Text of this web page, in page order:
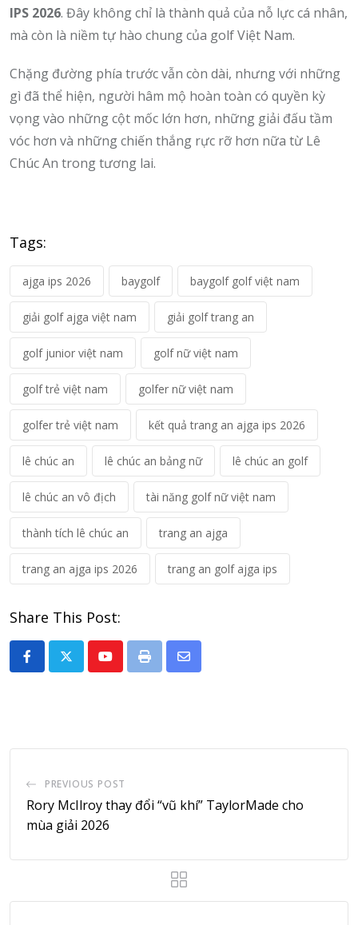
IPS 2026. Đây không chỉ là thành quả của nỗ lực cá nhân,
mà còn là niềm tự hào chung của golf Việt Nam.
Chặng đường phía trước vẫn còn dài, nhưng với những
gì đã thể hiện, người hâm mộ hoàn toàn có quyền kỳ
vọng vào những cột mốc lớn hơn, những giải đấu tầm
vóc hơn và những chiến thắng rực rỡ hơn nữa từ Lê
Chúc An trong tương lai.
Tags:
ajga ips 2026 baygolf baygolf golf việt nam
giải golf ajga việt nam giải golf trang an
golf junior việt nam golf nữ việt nam
golf trẻ việt nam golfer nữ việt nam
golfer trẻ việt nam kết quả trang an ajga ips 2026
lê chúc an lê chúc an bảng nữ lê chúc an golf
lê chúc an vô địch tài năng golf nữ việt nam
thành tích lê chúc an trang an ajga
trang an ajga ips 2026 trang an golf ajga ips
Share This Post:
YoutubePrint
Share
PREVIOUS POST
Rory McIlroy thay đổi “vũ khí” TaylorMade cho
mùa giải 2026